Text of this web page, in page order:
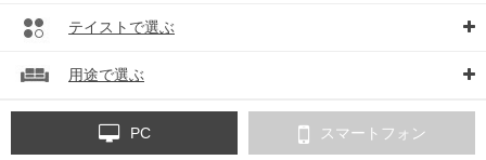
テイストで選ぶ
用途で選ぶ
PC スマートフォン